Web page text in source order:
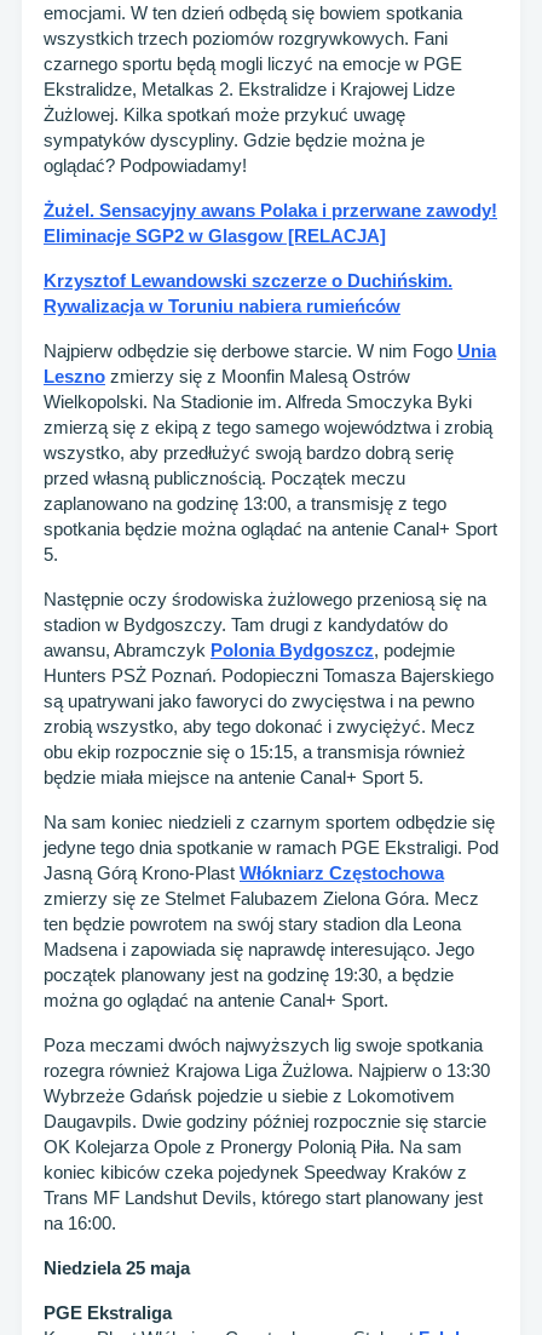
emocjami. W ten dzień odbędą się bowiem spotkania
wszystkich trzech poziomów rozgrywkowych. Fani
czarnego sportu będą mogli liczyć na emocje w PGE
Ekstralidze, Metalkas 2. Ekstralidze i Krajowej Lidze
Żużlowej. Kilka spotkań może przykuć uwagę
sympatyków dyscypliny. Gdzie będzie można je
oglądać? Podpowiadamy!
Żużel. Sensacyjny awans Polaka i przerwane zawody!
Eliminacje SGP2 w Glasgow [RELACJA]
Krzysztof Lewandowski szczerze o Duchińskim.
Rywalizacja w Toruniu nabiera rumieńców
Najpierw odbędzie się derbowe starcie. W nim Fogo Unia
Leszno zmierzy się z Moonfin Malesą Ostrów
Wielkopolski. Na Stadionie im. Alfreda Smoczyka Byki
zmierzą się z ekipą z tego samego województwa i zrobią
wszystko, aby przedłużyć swoją bardzo dobrą serię
przed własną publicznością. Początek meczu
zaplanowano na godzinę 13:00, a transmisję z tego
spotkania będzie można oglądać na antenie Canal+ Sport
5.
Następnie oczy środowiska żużlowego przeniosą się na
stadion w Bydgoszczy. Tam drugi z kandydatów do
awansu, Abramczyk Polonia Bydgoszcz, podejmie
Hunters PSŻ Poznań. Podopieczni Tomasza Bajerskiego
są upatrywani jako faworyci do zwycięstwa i na pewno
zrobią wszystko, aby tego dokonać i zwyciężyć. Mecz
obu ekip rozpocznie się o 15:15, a transmisja również
będzie miała miejsce na antenie Canal+ Sport 5.
Na sam koniec niedzieli z czarnym sportem odbędzie się
jedyne tego dnia spotkanie w ramach PGE Ekstraligi. Pod
Jasną Górą Krono-Plast Włókniarz Częstochowa
zmierzy się ze Stelmet Falubazem Zielona Góra. Mecz
ten będzie powrotem na swój stary stadion dla Leona
Madsena i zapowiada się naprawdę interesująco. Jego
początek planowany jest na godzinę 19:30, a będzie
można go oglądać na antenie Canal+ Sport.
Poza meczami dwóch najwyższych lig swoje spotkania
rozegra również Krajowa Liga Żużlowa. Najpierw o 13:30
Wybrzeże Gdańsk pojedzie u siebie z Lokomotivem
Daugavpils. Dwie godziny później rozpocznie się starcie
OK Kolejarza Opole z Pronergy Polonią Piła. Na sam
koniec kibiców czeka pojedynek Speedway Kraków z
Trans MF Landshut Devils, którego start planowany jest
na 16:00.
Niedziela 25 maja
PGE Ekstraliga